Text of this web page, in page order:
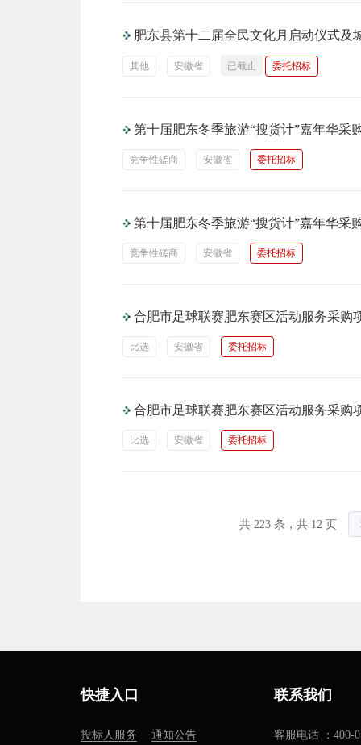
肥东县第十二届全民文化月启动仪式及
其他 安徽省 已截止 委托招标
第十届肥东冬季旅游“搜货计”嘉年华采
竞争性磋商 安徽省 委托招标
第十届肥东冬季旅游“搜货计”嘉年华采
竞争性磋商 安徽省 委托招标
合肥市足球联赛肥东赛区活动服务采购
比选 安徽省 委托招标
合肥市足球联赛肥东赛区活动服务采购
比选 安徽省 委托招标
共 223 条，共 12 页
快捷入口
投标人服务
通知公告
联系我们
客服电话 ：400-